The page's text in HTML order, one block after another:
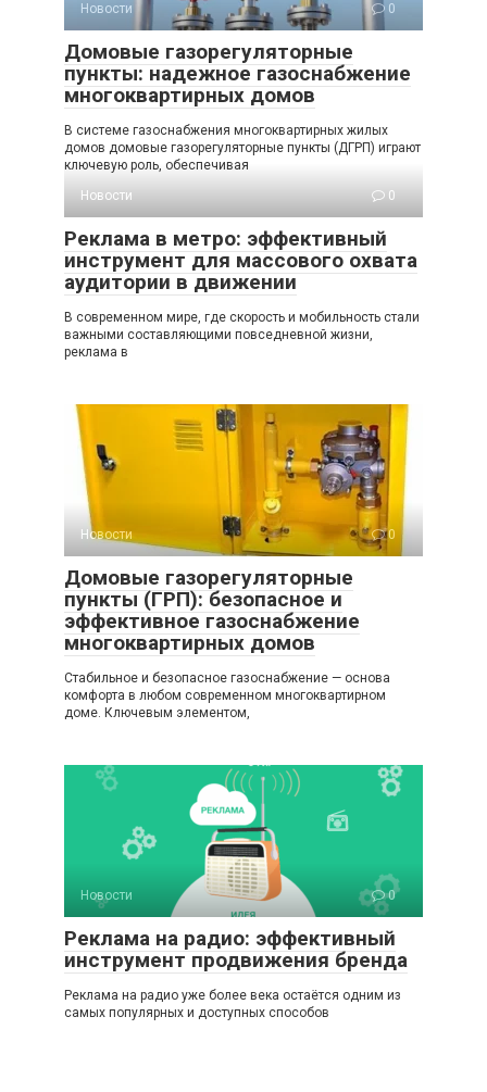
Новости 0
Домовые газорегуляторные
пункты: надежное газоснабжение
многоквартирных домов
В системе газоснабжения многоквартирных жилых
домов домовые газорегуляторные пункты (ДГРП) играют
ключевую роль, обеспечивая
Новости
0
Реклама в метро: эффективный
инструмент для массового охвата
аудитории в движении
В современном мире, где скорость и мобильность стали
важными составляющими повседневной жизни,
реклама в
Новости 0
Домовые газорегуляторные
пункты (ГРП): безопасное и
эффективное газоснабжение
многоквартирных домов
Стабильное и безопасное газоснабжение — основа
комфорта в любом современном многоквартирном
доме. Ключевым элементом,
Новости 0
Реклама на радио: эффективный
инструмент продвижения бренда
Реклама на радио уже более века остаётся одним из
самых популярных и доступных способов